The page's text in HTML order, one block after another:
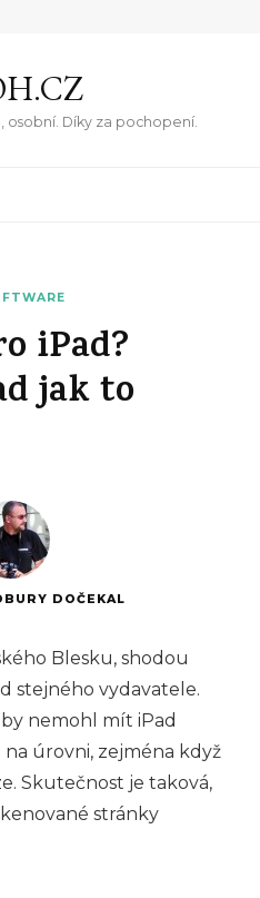
osobní. Díky za pochopení.
iPad?
jak to
DOČEKAL
Blesku, shodou
stejného vydavatele.
nemohl mít iPad
úrovni, zejména když
Skutečnost je taková,
stránky